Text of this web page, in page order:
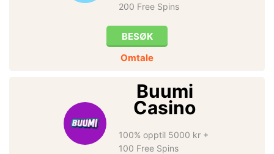
200 Free Spins
BESØK
Omtale
Buumi
Casino
100% opptil 5000 kr +
100 Free Spins